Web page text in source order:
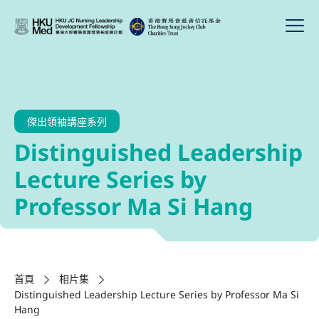
傑出領袖講座系列
Distinguished Leadership
Lecture Series by
Professor Ma Si Hang
首頁
相片集
Distinguished Leadership Lecture Series by Professor Ma Si
Hang